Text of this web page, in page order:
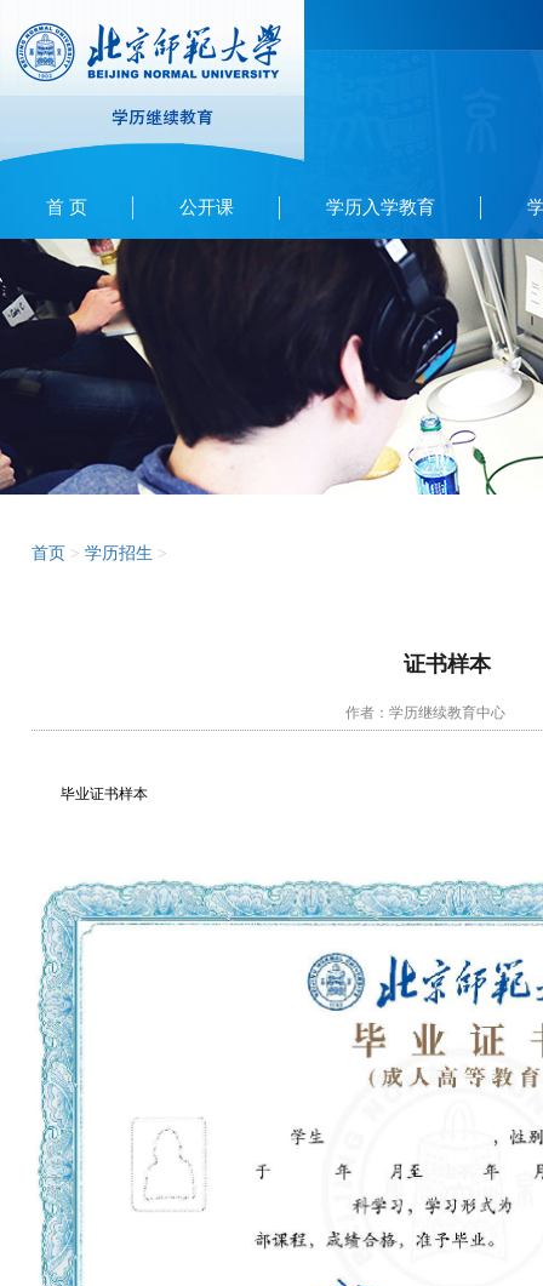
首 页 公开课 学历入学教育
首页 > 学历招生 >
证书样本
作者：学历继续教育中
毕业证书样本